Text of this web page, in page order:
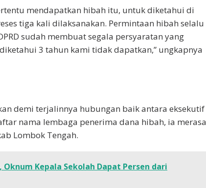
mendapatkan hibah itu, untuk diketahui di
tiga kali dilaksanakan. Permintaan hibah selalu
sudah membuat segala persyaratan yang
3 tahun kami tidak dapatkan,” ungkapnya
demi terjalinnya hubungan baik antara eksekutif
nama lembaga penerima dana hibah, ia merasa
Lombok Tengah.
Oknum Kepala Sekolah Dapat Persen dari